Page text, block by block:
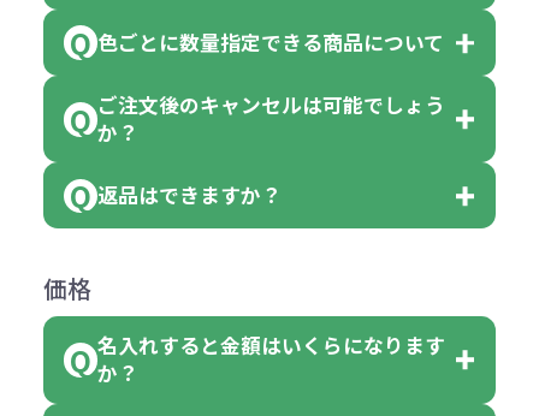
ります。
【例】注文可能数が100個の場合
は、100個以上でしたら、何個でも
可能です。
ている商品は、色指定不可となって
ん。
色指定できる商品もございますが商
品の詳細に「色・柄 取り混ぜ」のラ
ベルや商品画像に「〇色取混ぜ」な
れ等分で100個ずつ入って参ります。
（割り切れない場合は数個単位で前
色ごとに数量指定できる商品について
「選べる本体色」のラベルが付いて
す。
い。
例えば…
ご注文後のキャンセルは可能でしょう
か？
お客様都合でのキャンセルは、制作
がございます。
ご注文の際は、十分にご確認・ご検
返品はできますか？
めご了承ください。
ただし下記の場合は承っております
価格
名入れすると金額はいくらになります
か？